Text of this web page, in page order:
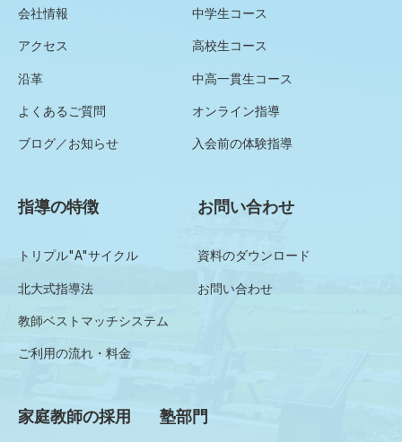
会社情報
アクセス
沿革
よくあるご質問
ブログ／お知らせ
中学生コース
高校生コース
中高一貫生コース
オンライン指導
入会前の体験指導
指導の特徴
トリプル"A"サイクル
北大式指導法
教師ベストマッチシステム
ご利用の流れ・料金
お問い合わせ
資料のダウンロード
お問い合わせ
家庭教師の採用 塾部門